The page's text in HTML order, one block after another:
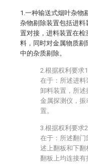
1.一种输送式烟叶杂物
杂物剔除装置包括进料
置对接，进料装置在
料，同时对金属物质
中的杂质剔除。
2.根据权利要求
在于：所述进料
卸料装置，所述
金属探测仪，振
置。
3.根据权利要求
在于：所述翻
述上翻板和下
翻板上均连接有